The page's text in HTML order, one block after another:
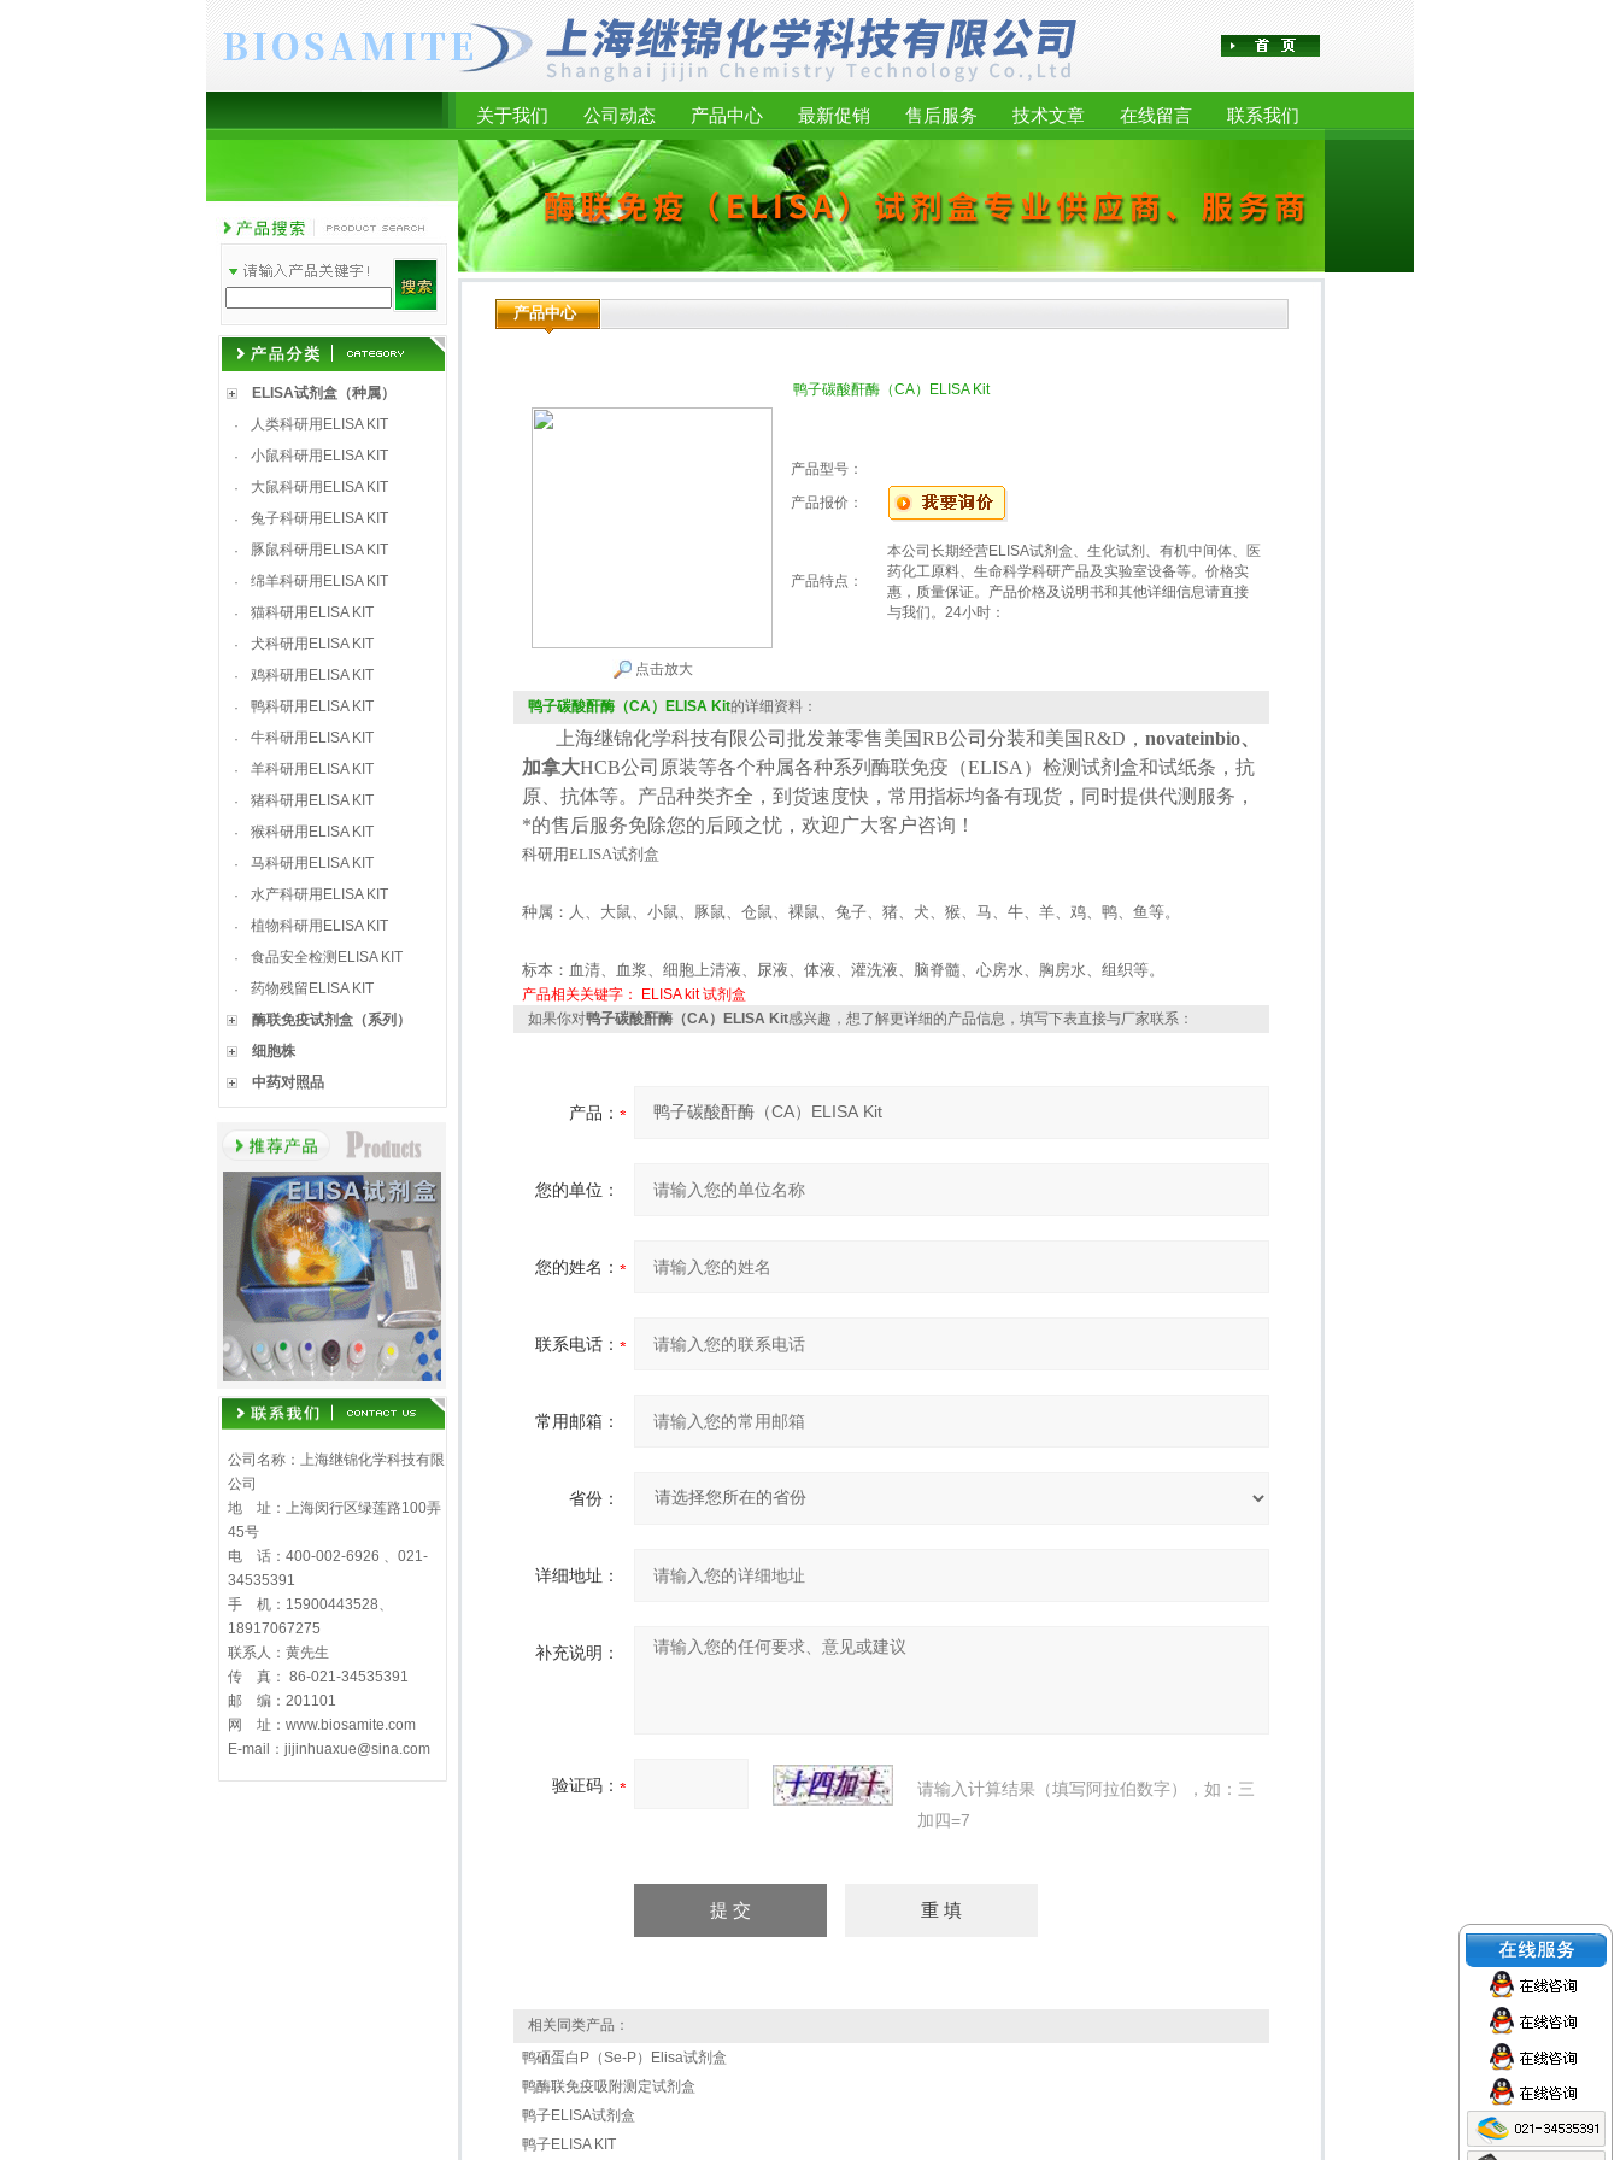
关于我们 公司动态 产品中心 最新促销 售后服务 技术文章 在线留言 联系我们
ELISA试剂盒（种属）
·
人类科研用ELISA KIT
·
小鼠科研用ELISA KIT
·
大鼠科研用ELISA KIT
·
兔子科研用ELISA KIT
·
豚鼠科研用ELISA KIT
·
绵羊科研用ELISA KIT
·
猫科研用ELISA KIT
·
犬科研用ELISA KIT
·
鸡科研用ELISA KIT
·
鸭科研用ELISA KIT
·
牛科研用ELISA KIT
·
羊科研用ELISA KIT
·
猪科研用ELISA KIT
·
猴科研用ELISA KIT
·
马科研用ELISA KIT
·
水产科研用ELISA KIT
·
植物科研用ELISA KIT
·
食品安全检测ELISA KIT
·
药物残留ELISA KIT
酶联免疫试剂盒（系列）
细胞株
中药对照品
公司名称：上海继锦化学科技有限
公司
地 址：上海闵行区绿莲路100弄
45号
电 话：400-002-6926 、021-
34535391
手 机：15900443528、
18917067275
联系人：黄先生
传 真： 86-021-34535391
邮 编：201101
网 址：www.biosamite.com
E-mail：jijinhuaxue@sina.com
产品中心
鸭子碳酸酐酶（CA）ELISA Kit
点击放大
产品型号：
产品报价：
产品特点：
本公司长期经营ELISA试剂盒、生化试剂、有机中间体、医
药化工原料、生命科学科研产品及实验室设备等。价格实
惠，质量保证。产品价格及说明书和其他详细信息请直接
与我们。24小时：
鸭子碳酸酐酶（CA）ELISA Kit的详细资料：
上海继锦化学科技有限公司批发兼零售美国RB公司 分装和美国R&D ， novateinbio、
加拿大HCB公司原装等各个种属各种系列酶联免疫（ELISA ）检测试剂盒和试纸条，抗
原、抗体等。产品种类齐全，到货速度快，常用指标均备有现货，同时提供代测服务，
*的售后服务免除您的后顾之忧，欢迎广大客户咨询！
科研用ELISA试剂盒
种属：人、大鼠、小鼠、豚鼠、仓鼠、裸鼠、兔子、猪、犬、猴、马、牛、羊、鸡、鸭、鱼等。
标本：血清、血浆、细胞上清液、尿液、体液、灌洗液、脑脊髓、心房水、胸房水、组织等。
产品相关关键字： ELISA kit 试剂盒
如果你对鸭子碳酸酐酶（CA）ELISA Kit感兴趣，想了解更详细的产品信息，填写下表直接与厂家联系：
产品：
您的单位：
您的姓名：
联系电话：
常用邮箱：
省份：
详细地址：
补充说明：
验证码：
请输入计算结果（填写阿拉伯数字），如：三
加四=7
相关同类产品：
鸭硒蛋白P（Se-P）Elisa试剂盒
鸭酶联免疫吸附测定试剂盒
鸭子ELISA试剂盒
鸭子ELISA KIT